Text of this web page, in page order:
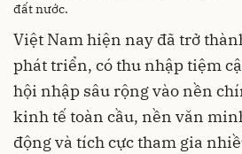
đất nước.
Việt Nam hiện nay đã trở
phát triển, có thu nhập tiệm
hội nhập sâu rộng vào nền
kinh tế toàn cầu, nền văn
động và tích cực tham gia